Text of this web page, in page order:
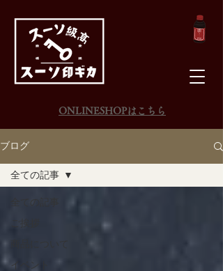
ONLINESHOPはこちら
ブログ
全ての記事
イベント
全ての記事